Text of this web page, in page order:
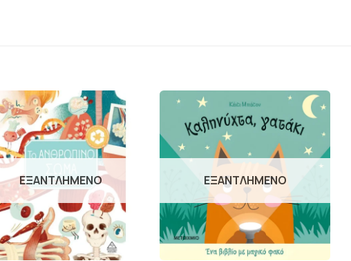
ΠΡΟΣΘΉΚΗ
ΣΤΗΝ
ΛΊΣΤΑ
ΕΠΙΘΥΜΙΏΝ
ΕΞΑΝΤΛΗΜΈΝΟ
ΠΡΟΣΘΉΚΗ
ΣΤΗΝ
ΛΊΣΤΑ
ΕΠΙΘΥΜΙΏΝ
ΕΞΑΝΤΛΗΜΈΝΟ